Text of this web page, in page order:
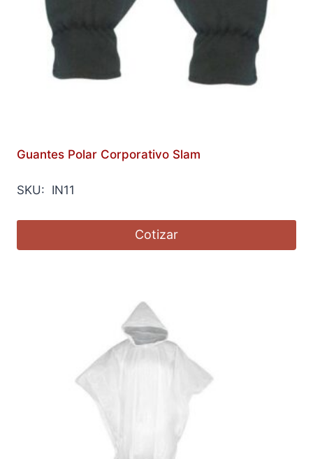
Guantes Polar Corporativo Slam
SKU: IN11
Cotizar